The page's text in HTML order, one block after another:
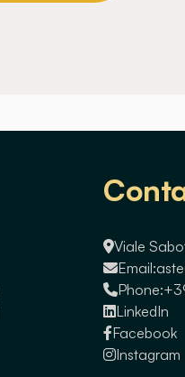
Viale
Email:
Phone:
LinkedIn
Facebook
Instagram